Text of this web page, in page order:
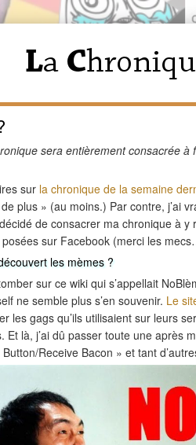
sera entièrement consacrée
sur la chronique de la semaine
plus » (au moins.) Par contre, j’ai
de consacrer ma chronique à
sur Facebook (merci les
les mèmes ?
sur ce wiki qui s’appellait
ne semble plus s’en souvenir. Le
les gags qu’ils utilisaient sur leurs
Et là, j’ai dû passer toute une après
Receive Bacon » et tant